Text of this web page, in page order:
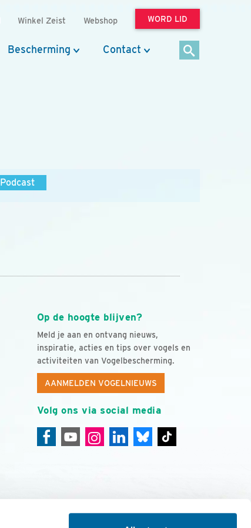
Winkel Zeist Webshop WORD LID
Bescherming Contact
Podcast
Op de hoogte blijven?
Meld je aan en ontvang nieuws,
inspiratie, acties en tips over vogels en
activiteiten van Vogelbescherming.
AANMELDEN VOGELNIEUWS
Volg ons via social media